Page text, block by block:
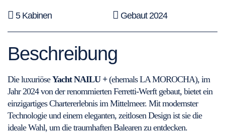
5 Kabinen Gebaut 2024
Beschreibung
Die luxuriöseYachtNAILU +(ehemals LA MOROCHA), im
Jahr 2024 von der renommierten Ferretti-Werft gebaut, bietet ein
einzigartiges Chartererlebnis im Mittelmeer. Mit modernster
Technologie und einem eleganten, zeitlosen Design ist sie die
ideale Wahl, um die traumhaften Balearen zu entdecken.